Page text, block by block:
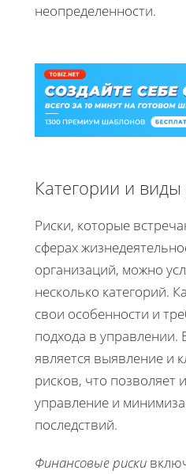
неопределенности.
Категории и виды
Риски, которые
сферах
организаций, можно
несколько категорий.
свои особенности и
подхода в управлении.
является выявление и
рисков, что позволяет
управление и
последствий.
Финансовые риски